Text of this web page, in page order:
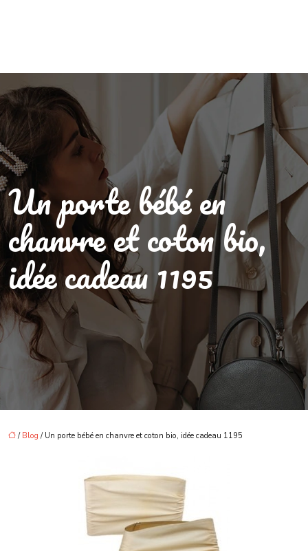
Un porte bébé en
chanvre et coton bio,
idée cadeau 1195
/ Blog / Un porte bébé en chanvre et coton bio, idée cadeau 1195